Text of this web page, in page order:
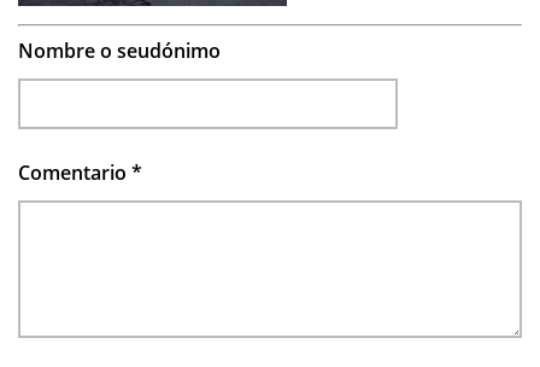
Nombre o seudónimo
Comentario *